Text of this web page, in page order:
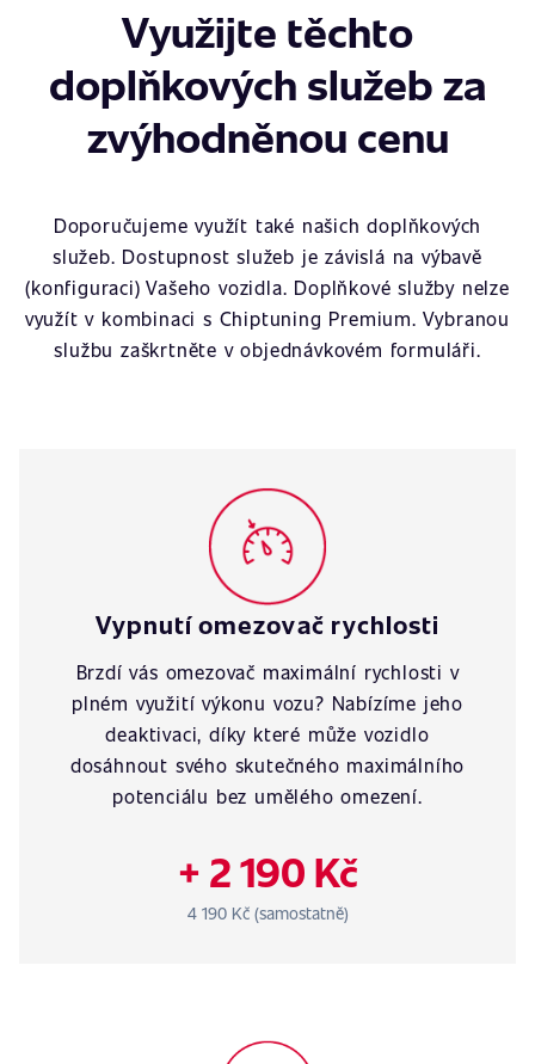
Využijte těchto
doplňkových služeb za
zvýhodněnou cenu
Doporučujeme využít také našich doplňkových
služeb. Dostupnost služeb je závislá na výbavě
(konfiguraci) Vašeho vozidla. Doplňkové služby nelze
využít v kombinaci s Chiptuning Premium. Vybranou
službu zaškrtněte v objednávkovém formuláři.
Vypnutí omezovač rychlosti
Brzdí vás omezovač maximální rychlosti v
plném využití výkonu vozu? Nabízíme jeho
deaktivaci, díky které může vozidlo
dosáhnout svého skutečného maximálního
potenciálu bez umělého omezení.
+ 2 190 Kč
4 190 Kč (samostatně)